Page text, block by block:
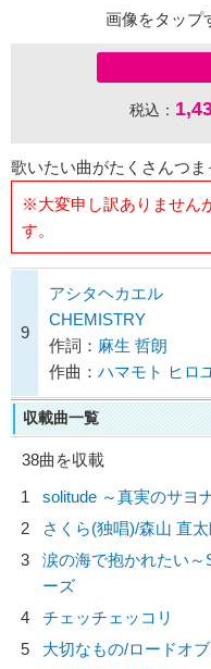
画像をタップ
税込：
歌いたい曲がたくさんつま
※大変申し訳ありません
す。
9
アシタヘカエル
CHEMISTRY
作詞： 麻生 哲朗
作曲： ハマモト ヒロ
収載曲一覧
38曲を収載
1
solitude ～真実のサヨ
2
さくら(独唱)/森山 直太
3
涙の海で抱かれたい～
ーズ
4
チェッチェッコリ
5
大切なもの/ロードオ